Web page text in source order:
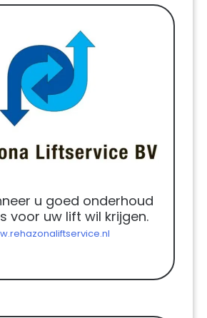
u goed onderhoud
voor uw lift wil krijgen.